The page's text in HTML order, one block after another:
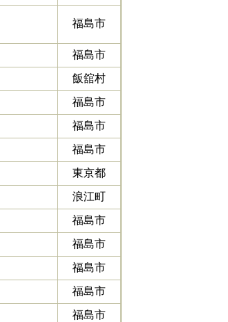
福島市
福島市
飯舘村
福島市
福島市
福島市
東京都
浪江町
福島市
福島市
福島市
福島市
福島市